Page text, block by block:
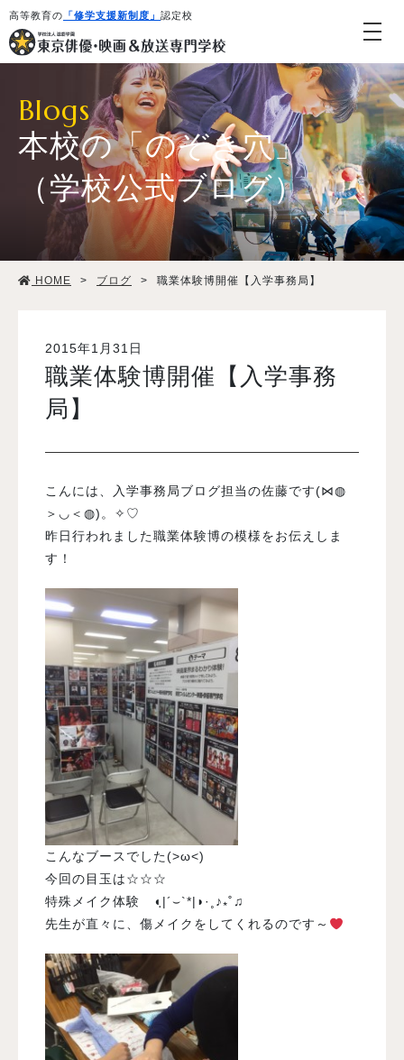
高等教育の 「修学支援新制度」 認定校
学校紹介・教育システム
学生生活
就職・デビュー
入試案内
学校情報
オープンキャンパス
訪問者別メニュー
Blogs
本校の「のぞき穴」
（学校公式ブログ）
HOME > ブログ > 職業体験博開催【入学事務局】
2015年1月31日
職業体験博開催【入学事務
局】
こんには、入学事務局ブログ担当の佐藤です(⋈◍
＞◡＜◍)。✧♡
昨日行われました職業体験博の模様をお伝えしま
す！
こんなブースでした(>ω<)
今回の目玉は☆☆☆
特殊メイク体験 ◖ฺ|´⌣`*|◗·˳♪⁎˚♫
先生が直々に、傷メイクをしてくれるのです～